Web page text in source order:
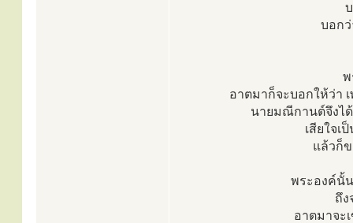
บอก
พ
อาตมาก็จะบอกให้ว่า
นายมณีกานต์จึงไ
เสียใจ
แล้วก็
พระองค์นั้
ถึ
อาตมาจะ